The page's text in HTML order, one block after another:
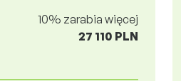
10% zarabia więcej
27 110 PLN